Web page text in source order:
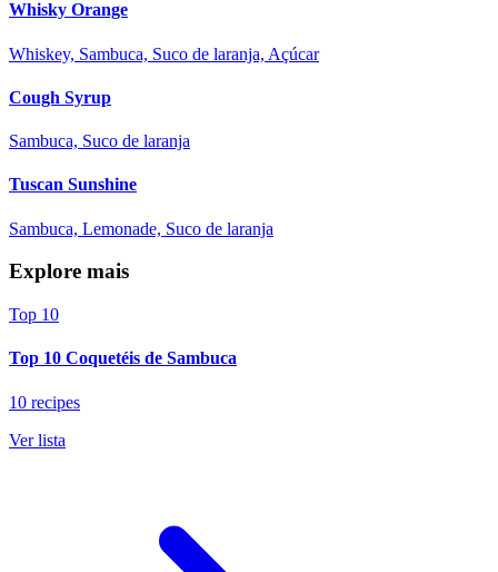
Whisky Orange
Whiskey, Sambuca, Suco de laranja, Açúcar
Cough Syrup
Sambuca, Suco de laranja
Tuscan Sunshine
Sambuca, Lemonade, Suco de laranja
Explore mais
Top 10
Top 10 Coquetéis de Sambuca
10 recipes
Ver lista